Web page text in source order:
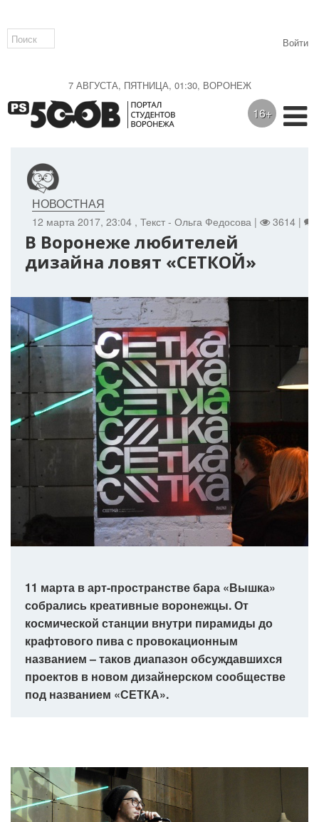
7 АВГУСТА, ПЯТНИЦА, 01:30, ВОРОНЕЖ
Войти
16+
12 марта 2017, 23:04 , Текст - Ольга Федосова | 3614 |
НОВОСТНАЯ
В Воронеже любителей
дизайна ловят «СЕТКОЙ»
11 марта в арт-пространстве бара «Вышка»
собрались креативные воронежцы. От
космической станции внутри пирамиды до
крафтового пива с провокационным
названием – таков диапазон обсуждавшихся
проектов в новом дизайнерском сообществе
под названием «СЕТКА».